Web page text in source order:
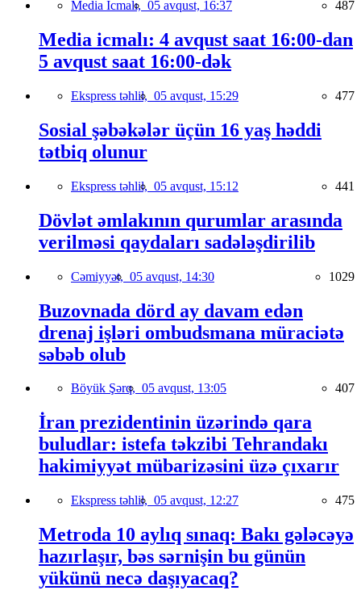
Media İcmalı, 05 avqust, 16:37 487
Media icmalı: 4 avqust saat 16:00-dan
5 avqust saat 16:00-dək
Ekspress təhlil, 05 avqust, 15:29 477
Sosial şəbəkələr üçün 16 yaş həddi
tətbiq olunur
Ekspress təhlil, 05 avqust, 15:12 441
Dövlət əmlakının qurumlar arasında
verilməsi qaydaları sadələşdirilib
Cəmiyyət, 05 avqust, 14:30 1029
Buzovnada dörd ay davam edən
drenaj işləri ombudsmana müraciətə
səbəb olub
Böyük Şərq, 05 avqust, 13:05 407
İran prezidentinin üzərində qara
buludlar: istefa təkzibi Tehrandakı
hakimiyyət mübarizəsini üzə çıxarır
Ekspress təhlil, 05 avqust, 12:27 475
Metroda 10 aylıq sınaq: Bakı gələcəyə
hazırlaşır, bəs sərnişin bu günün
yükünü necə daşıyacaq?